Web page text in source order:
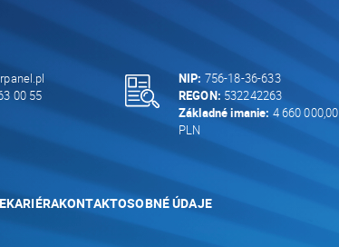
00 55
NIP: 756-18-36-633
REGON: 532242263
Základné imanie: 4 660 000,00
PLN
KARIÉRAKONTAKTOSOBNÉ ÚDAJE